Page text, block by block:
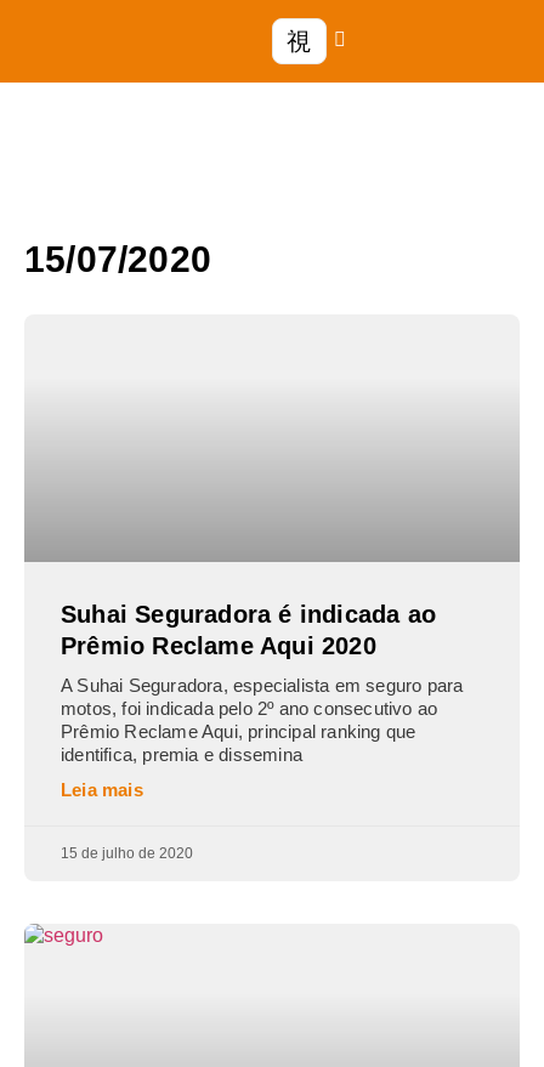
15/07/2020
Suhai Seguradora é indicada ao
Prêmio Reclame Aqui 2020
A Suhai Seguradora, especialista em seguro para
motos, foi indicada pelo 2º ano consecutivo ao
Prêmio Reclame Aqui, principal ranking que
identifica, premia e dissemina
Leia mais
15 de julho de 2020